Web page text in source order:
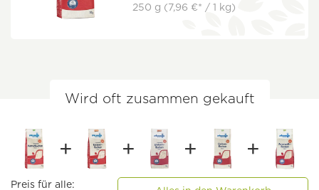
250 g (7,96 €* / 1 kg)
Wird oft zusammen gekauft
Preis für alle: